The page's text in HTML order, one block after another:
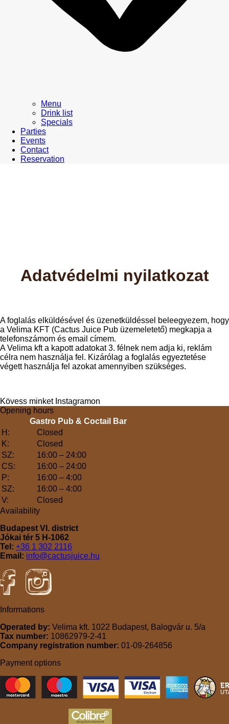
Menu
Drink list
Specials
Parties
Events
Contact
Reservation
Adatvédelmi nyilatkozat
A foglalás elküldésével és üzenetküldéssel beleegyezem, hogy
a Velima KFT (Cactus Juice Pub üzemeletető) megkapja a
telefonszámom és email címem.
A Velima kft a kapott adatokat 3. félnek nem adja ki, reklám
célra nem használja fel. Kizárólag a foglalás egyeztetése
végett használja fel azokat amennyiben szükséges.
Kövess minket Instagramon
Opening hours
Gastro Pub & Coctail Bar
H:
Closed
K:
Closed
SZ:
16:00 – 24:00
CS:
16:00 – 24:00
P:
16:00 – 4:00
SZ:
16:00 – 4:00
V:
Closed
Availability
Budapest VI. district
Jókai tér 5 H-1062
Tel: +36 1 302 2116
Email: info@cactusjuice.hu
Informations
Operated by: Velima kft. 1022 Budapest, Balogvár u. 5/a
Tax number: 10862979-2-41
Company registration number: 01-09-264856
Payment options